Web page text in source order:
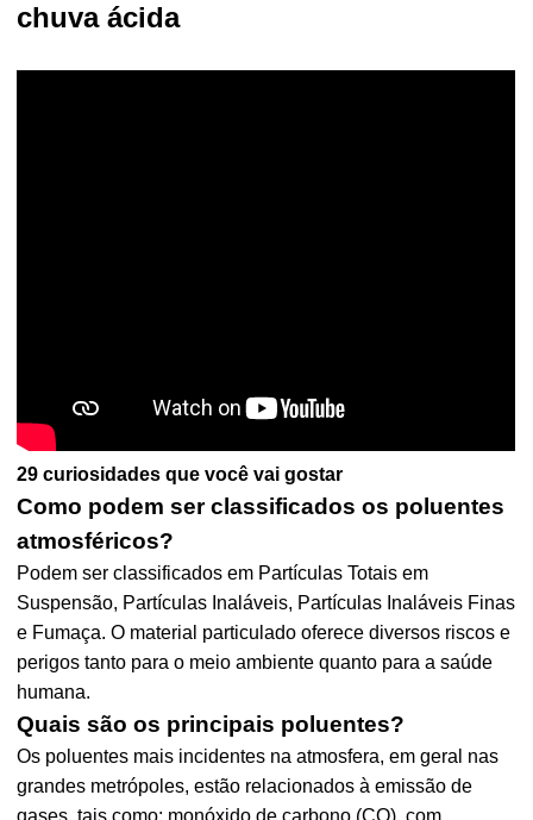
chuva ácida
29 curiosidades que você vai gostar
Como podem ser classificados os poluentes
atmosféricos?
Podem ser classificados em Partículas Totais em
Suspensão, Partículas Inaláveis, Partículas Inaláveis Finas
e Fumaça. O material particulado oferece diversos riscos e
perigos tanto para o meio ambiente quanto para a saúde
humana.
Quais são os principais poluentes?
Os poluentes mais incidentes na atmosfera, em geral nas
grandes metrópoles, estão relacionados à emissão de
gases, tais como: monóxido de carbono (CO), com